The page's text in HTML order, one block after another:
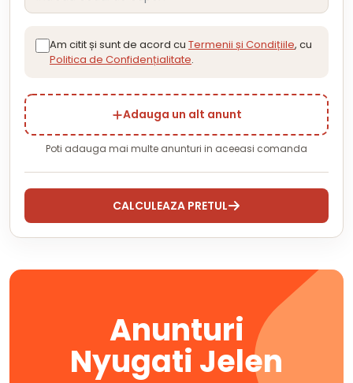
Anunturi
Nyugati Jelen
Am citit și sunt de acord cu Termenii și Condițiile, cu
Politica de Confidențialitate.
Adauga un alt anunt
Poti adauga mai multe anunturi in aceeasi comanda
CALCULEAZA PRETUL